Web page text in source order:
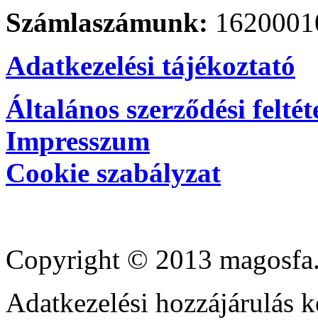
Számlaszámunk:
Adatkezelési tájékoztató
Általános szerződési
Impresszum
Cookie szabályzat
Copyright © 2013
Adatkezelési hozzájárulás